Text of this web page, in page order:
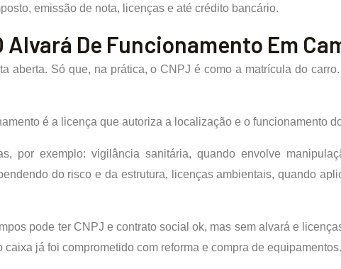
emissão de nota, licenças e até crédito bancário.
De Funcionamento Em
aberta. Só que, na prática, o CNPJ é como a matrícula do
é a licença que autoriza a localização e o funcionamento
por exemplo: vigilância sanitária, quando envolve
do risco e da estrutura, licenças ambientais, quando
pode ter CNPJ e contrato social ok, mas sem alvará e
já foi comprometido com reforma e compra de equipamentos.